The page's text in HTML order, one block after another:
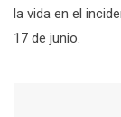
la vida en el
17 de junio.